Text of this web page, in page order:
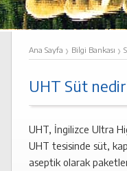
Ana Sayfa › Bilgi Bankası ›
UHT Süt
UHT, İngilizce Ultra
UHT tesisinde süt,
aseptik olarak